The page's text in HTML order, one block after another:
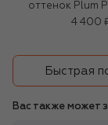
оттенок Plum
4 400
Быстрая
Вас также может